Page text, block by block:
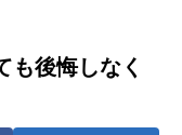
も後悔しなく